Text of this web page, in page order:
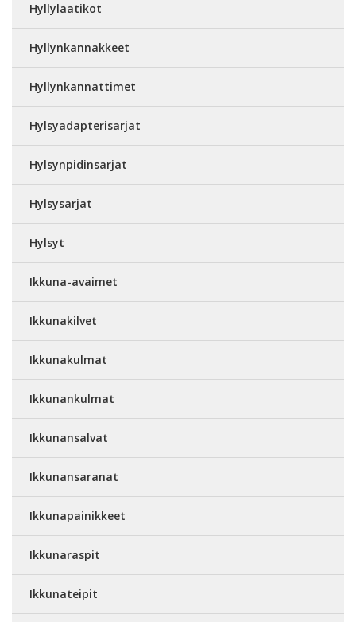
Hyllylaatikot
Hyllynkannakkeet
Hyllynkannattimet
Hylsyadapterisarjat
Hylsynpidinsarjat
Hylsysarjat
Hylsyt
Ikkuna-avaimet
Ikkunakilvet
Ikkunakulmat
Ikkunankulmat
Ikkunansalvat
Ikkunansaranat
Ikkunapainikkeet
Ikkunaraspit
Ikkunateipit